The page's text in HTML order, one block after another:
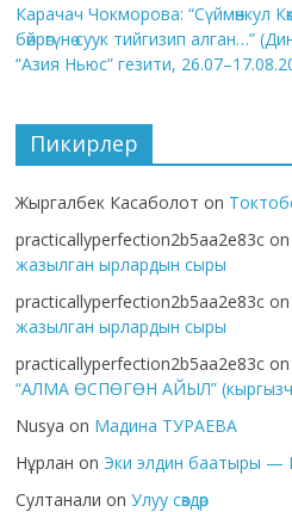
Карачач Чокморова: “Сүймөнкул
бөйрөгүнө суук тийгизип
“Азия Ньюс” гезити,
Пикирлер
Жыргалбек Касаболот on
practicallyperfection2b5aa2e83c
жазылган ырлардын сыры
practicallyperfection2b5aa2e83c
жазылган ырлардын сыры
practicallyperfection2b5aa2e83c
“АЛМА ӨСПӨГӨН АЙЫЛ”
Nusya on Мадина ТУРАЕВА
Нұрлан on Эки элдин баатыры —
Султанали onУлуу сөздөр